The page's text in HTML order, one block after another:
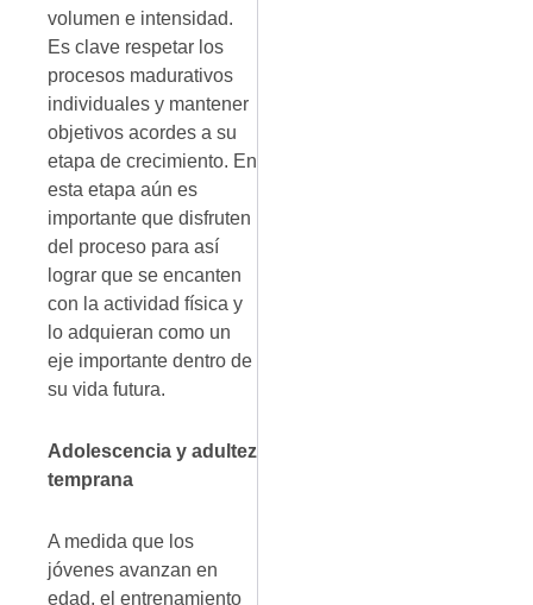
volumen e intensidad.
Es clave respetar los
procesos madurativos
individuales y mantener
objetivos acordes a su
etapa de crecimiento. En
esta etapa aún es
importante que disfruten
del proceso para así
lograr que se encanten
con la actividad física y
lo adquieran como un
eje importante dentro de
su vida futura.
Adolescencia y adultez
temprana
A medida que los
jóvenes avanzan en
edad, el entrenamiento